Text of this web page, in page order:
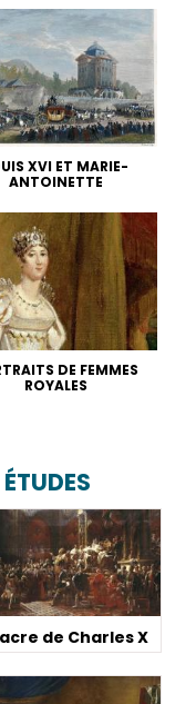
XVI ET MARIE-
ANTOINETTE
DE FEMMES
ROYALES
de Charles X